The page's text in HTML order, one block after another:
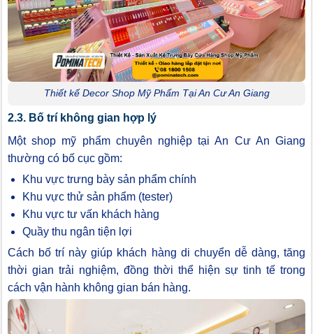
Thiết kế Decor Shop Mỹ Phẩm Tại An Cư An Giang
2.3. Bố trí không gian hợp lý
Một shop mỹ phẩm chuyên nghiệp tại An Cư An Giang
thường có bố cục gồm:
Khu vực trưng bày sản phẩm chính
Khu vực thử sản phẩm (tester)
Khu vực tư vấn khách hàng
Quầy thu ngân tiện lợi
Cách bố trí này giúp khách hàng di chuyển dễ dàng, tăng
thời gian trải nghiệm, đồng thời thể hiện sự tinh tế trong
cách vận hành không gian bán hàng.